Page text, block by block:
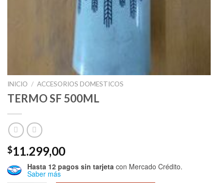
INICIO / ACCESORIOS DOMESTICOS
TERMO SF 500ML
$11.299,00
Hasta 12 pagos sin tarjeta con Mercado Crédito.
Saber más